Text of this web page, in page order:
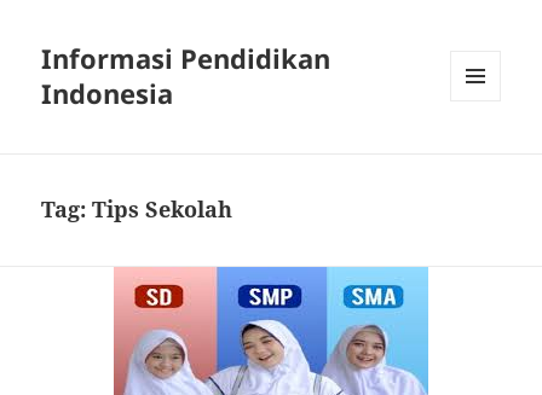
Informasi Pendidikan
Indonesia
Tag:Tips Sekolah